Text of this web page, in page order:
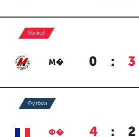
Хоккей
М� 0 : 3
Футбол
Ф� 4 : 2